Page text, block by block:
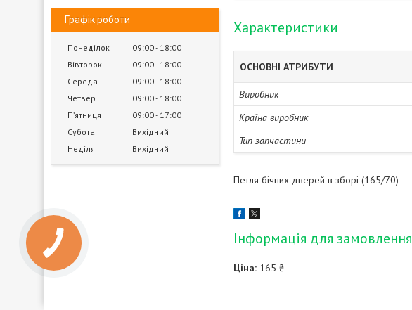
Графік роботи
Понеділок 09:00 18:00
Вівторок
09:00 18:00
Середа
09:00 18:00
Четвер
09:00 18:00
Пʼятниця
09:00 17:00
Субота
Вихідний
Неділя
Вихідний
Характеристики
ОСНОВНІ АТРИБУТИ
Виробник
Країна виробник
Тип запчастини
Петля бічних дверей в зборі (165/70)
Інформація для замовлення
Ціна: 165 ₴